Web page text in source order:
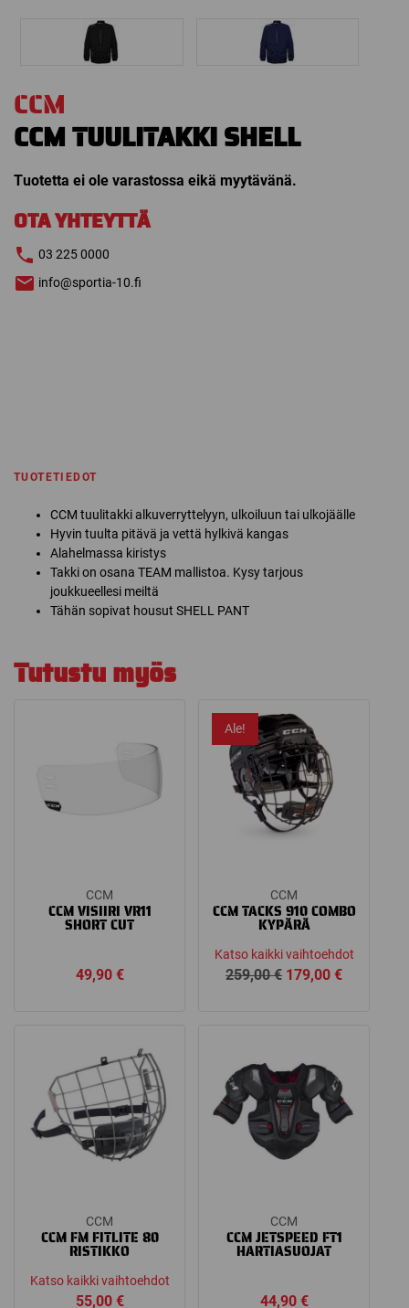
CCM
CCM TUULITAKKI SHELL
Tuotetta ei ole varastossa eikä myytävänä.
OTA YHTEYTTÄ
03 225 0000
info@sportia-10.fi
TUOTETIEDOT
CCM tuulitakki alkuverryttelyyn, ulkoiluun tai ulkojäälle
Hyvin tuulta pitävä ja vettä hylkivä kangas
Alahelmassa kiristys
Takki on osana TEAM mallistoa. Kysy tarjous
joukkueellesi meiltä
Tähän sopivat housut SHELL PANT
Tutustu myös
CCM
CCM VISIIRI VR11
SHORT CUT
49,90 €
Ale!
CCM
CCM TACKS 910 COMBO
KYPÄRÄ
Katso kaikki vaihtoehdot
259,00€ Alkuperäinen
179,00€Nykyinen
CCM
CCM FM FITLITE 80
RISTIKKO
Katso kaikki vaihtoehdot
55,00 €
CCM
CCM JETSPEED FT1
HARTIASUOJAT
44,90 €